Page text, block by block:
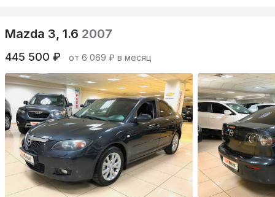
Mazda 3, 1.6 2007
445 500 ₽ от 6 069 ₽ в месяц